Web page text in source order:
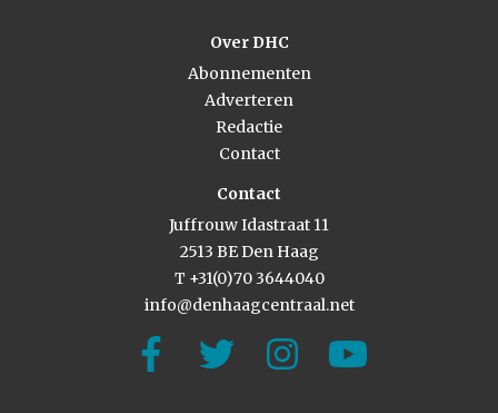
Over DHC
Abonnementen
Adverteren
Redactie
Contact
Contact
Juffrouw Idastraat 11
2513 BE Den Haag
T +31(0)70 3644040
info@denhaagcentraal.net